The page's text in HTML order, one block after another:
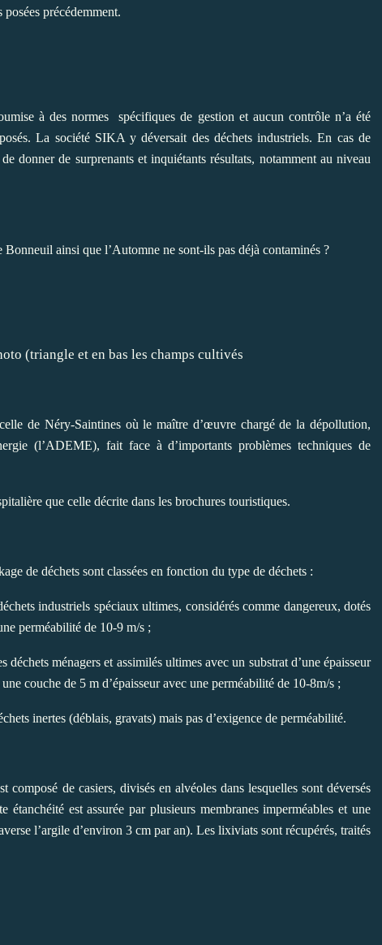
précédemment.
à des normes
spécifiques de gestion et aucun contrôle n’a été
La société SIKA y déversait des déchets industriels. En cas de
donner de surprenants et inquiétants résultats, notamment au niveau
ainsi que l’Automne ne sont-ils pas déjà contaminés ?
(triangle et en bas les champs cultivés
de Néry-Saintines où le maître d’œuvre chargé de la dépollution,
(l’ADEME), fait face à d’importants problèmes techniques de
que celle décrite dans les brochures touristiques.
de déchets sont classées en fonction du type de déchets :
industriels spéciaux ultimes, considérés comme dangereux, dotés
perméabilité de 10-9 m/s ;
déchets ménagers et assimilés ultimes avec un substrat d’une épaisseur
couche de 5 m d’épaisseur avec une perméabilité de 10-8m/s ;
inertes (déblais, gravats) mais pas d’exigence de perméabilité.
de casiers, divisés en alvéoles dans lesquelles sont déversés
étanchéité est assurée par plusieurs membranes imperméables et une
l’argile d’environ 3 cm par an). Les lixiviats sont récupérés, traités